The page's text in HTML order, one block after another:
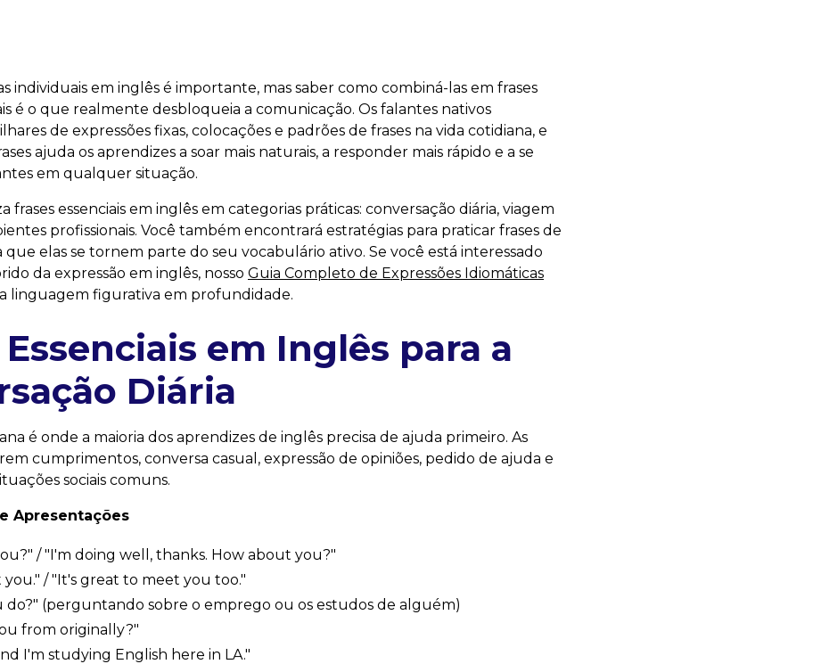
individuais em inglês é importante, mas saber como combiná-las em frases
é o que realmente desbloqueia a comunicação. Os falantes nativos
de expressões fixas, colocações e padrões de frases na vida cotidiana, e
ajuda os aprendizes a soar mais naturais, a responder mais rápido e a se
em qualquer situação.
frases essenciais em inglês em categorias práticas: conversação diária, viagem
profissionais. Você também encontrará estratégias para praticar frases de
que elas se tornem parte do seu vocabulário ativo. Se você está interessado
da expressão em inglês, nosso Guia Completo de Expressões Idiomáticas
linguagem figurativa em profundidade.
Essenciais em Inglês para a
Diária
é onde a maioria dos aprendizes de inglês precisa de ajuda primeiro. As
cumprimentos, conversa casual, expressão de opiniões, pedido de ajuda e
sociais comuns.
Apresentações
/ "I'm doing well, thanks. How about you?"
/ "It's great to meet you too."
do?" (perguntando sobre o emprego ou os estudos de alguém)
from originally?"
I'm studying English here in LA."